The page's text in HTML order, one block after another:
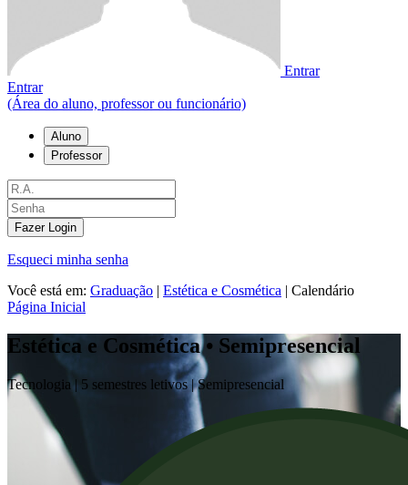
Entrar
Entrar
(Área do aluno, professor ou funcionário)
Aluno
Professor
Fazer Login
Esqueci minha senha
Você está em: Graduação | Estética e Cosmética | Calendário
Página Inicial
Estética e Cosmética • Semipresencial
Tecnologia | 5 semestres letivos |Semipresencial